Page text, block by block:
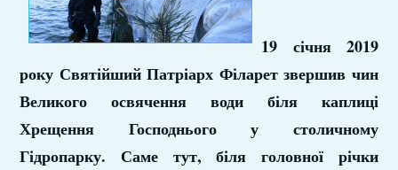
19 січня 2019
року Святійший Патріарх Філарет звершив чин
Великого освячення води біля каплиці
Хрещення Господнього у столичному
Гідропарку. Саме тут, біля головної річки